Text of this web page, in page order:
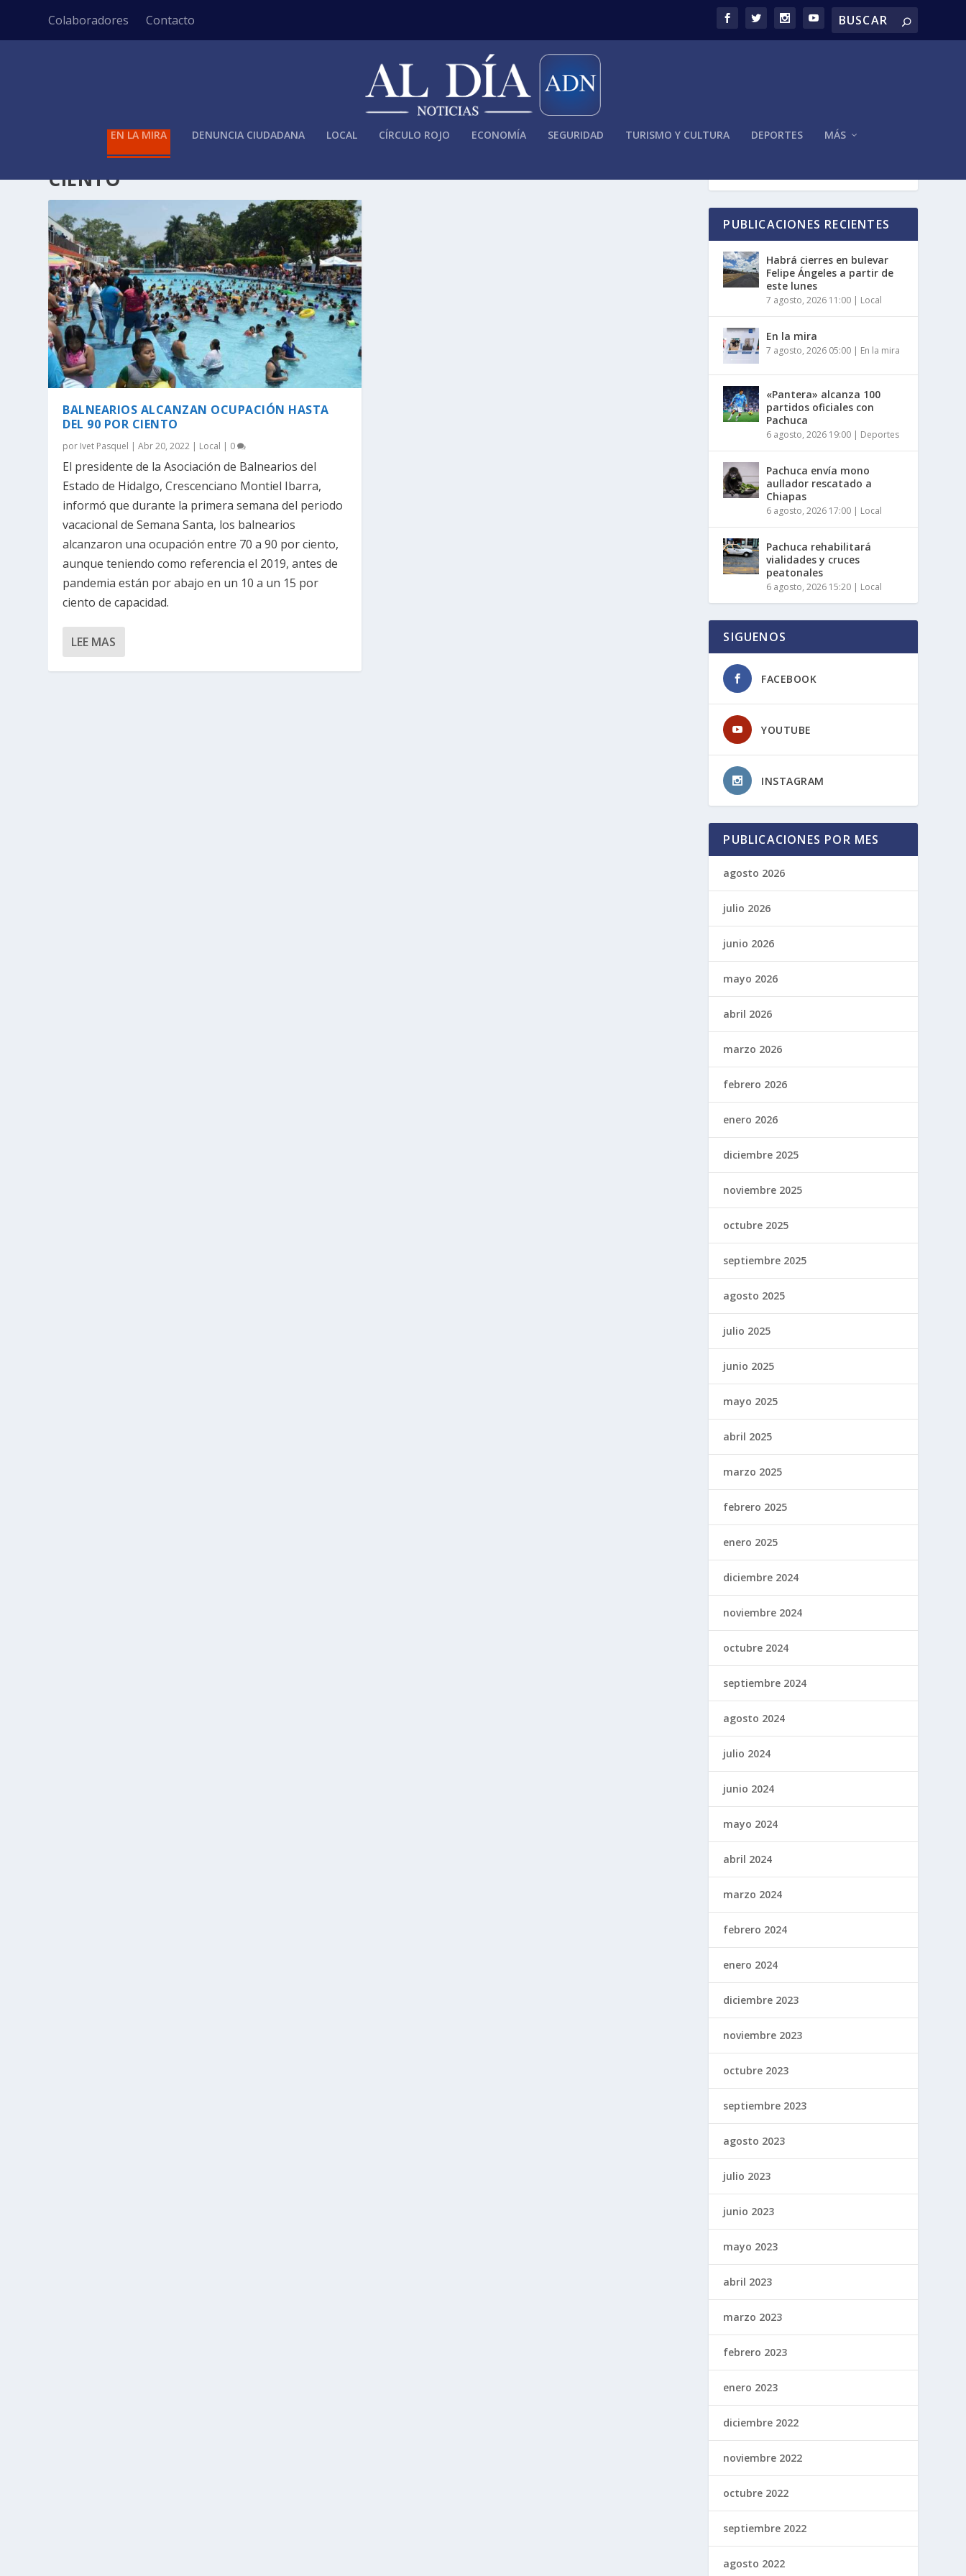
Colaboradores Contacto
EN LA MIRA DENUNCIA CIUDADANA LOCAL CÍRCULO ROJO ECONOMÍA SEGURIDAD TURISMO Y CULTURA DEPORTES MÁS
ETIQUETA:BALNEARIOS ALCANZAN OCUPACIÓN HASTA DEL 90 POR
CIENTO
BALNEARIOS ALCANZAN OCUPACIÓN HASTA
DEL 90 POR CIENTO
por Ivet Pasquel |Abr 20, 2022 | Local | 0
El presidente de la Asociación de Balnearios del
Estado de Hidalgo, Crescenciano Montiel Ibarra,
informó que durante la primera semana del periodo
vacacional de Semana Santa, los balnearios
alcanzaron una ocupación entre 70 a 90 por ciento,
aunque teniendo como referencia el 2019, antes de
pandemia están por abajo en un 10 a un 15 por
ciento de capacidad.
LEE MAS
PUBLICACIONES RECIENTES
Habrá cierres en bulevar
Felipe Ángeles a partir de
este lunes
7 agosto, 2026 11:00 | Local
En la mira
7 agosto, 2026 05:00 | En la mira
«Pantera» alcanza 100
partidos oficiales con
Pachuca
6 agosto, 2026 19:00 | Deportes
Pachuca envía mono
aullador rescatado a
Chiapas
6 agosto, 2026 17:00 | Local
Pachuca rehabilitará
vialidades y cruces
peatonales
6 agosto, 2026 15:20 | Local
SIGUENOS
FACEBOOK
YOUTUBE
INSTAGRAM
PUBLICACIONES POR MES
agosto 2026
julio 2026
junio 2026
mayo 2026
abril 2026
marzo 2026
febrero 2026
enero 2026
diciembre 2025
noviembre 2025
octubre 2025
septiembre 2025
agosto 2025
julio 2025
junio 2025
mayo 2025
abril 2025
marzo 2025
febrero 2025
enero 2025
diciembre 2024
noviembre 2024
octubre 2024
septiembre 2024
agosto 2024
julio 2024
junio 2024
mayo 2024
abril 2024
marzo 2024
febrero 2024
enero 2024
diciembre 2023
noviembre 2023
octubre 2023
septiembre 2023
agosto 2023
julio 2023
junio 2023
mayo 2023
abril 2023
marzo 2023
febrero 2023
enero 2023
diciembre 2022
noviembre 2022
octubre 2022
septiembre 2022
agosto 2022